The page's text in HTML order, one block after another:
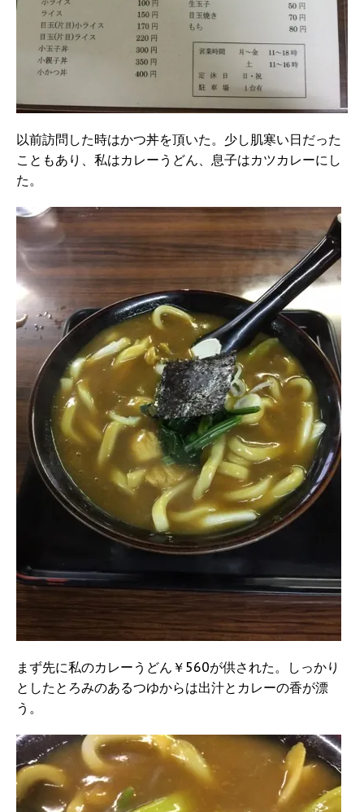
以前訪問した時はかつ丼を頂いた。少し肌寒い日だった
こともあり、私はカレーうどん、息子はカツカレーにし
た。
まず先に私のカレーうどん￥560が供された。しっかり
としたとろみのあるつゆからは出汁とカレーの香が漂
う。